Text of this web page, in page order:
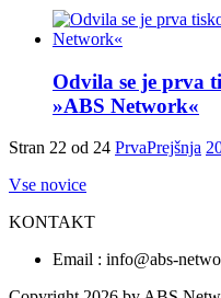
Odvila se je prva
»ABS Network«
Stran 22 od 24 PrvaPrejšnja
Vse novice
KONTAKT
Email : info@abs-